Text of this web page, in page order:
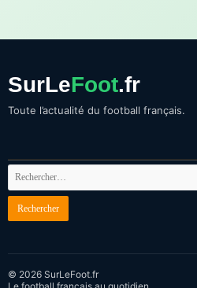
SurLeFoot.fr
Toute l’actualité du football français.
© 2026 SurLeFoot.fr